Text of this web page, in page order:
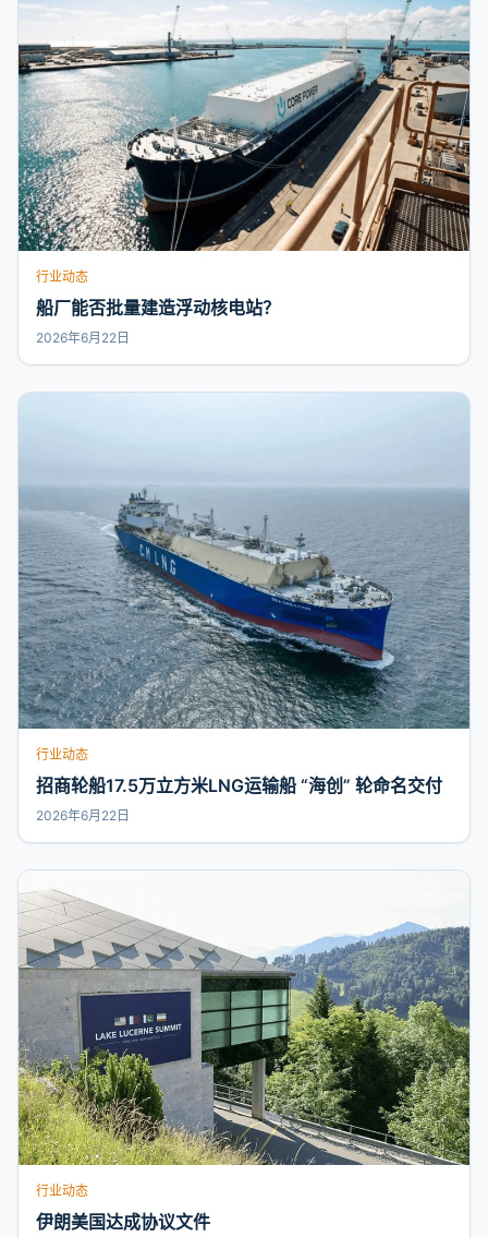
行业动态
船厂能否批量建造浮动核电站？
2026年6月22日
行业动态
招商轮船17.5万立方米LNG运输船 “海创” 轮命名交付
2026年6月22日
行业动态
伊朗美国达成协议文件